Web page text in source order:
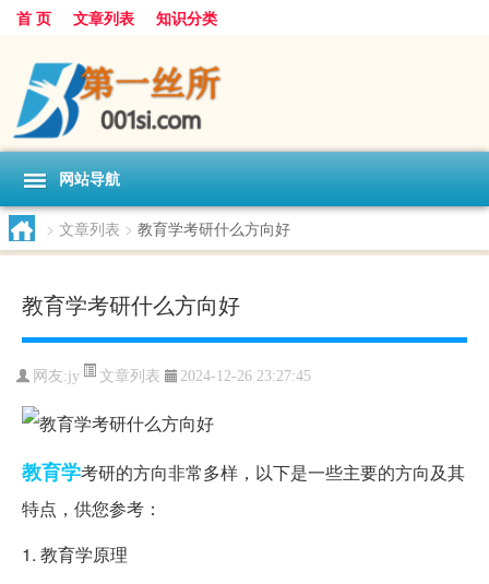
首 页 文章列表 知识分类
网站导航
> 文章列表 > 教育学考研什么方向好
教育学考研什么方向好
网友:jy 文章列表 2024-12-26 23:27:45
教育学考研的方向非常多样，以下是一些主要的方向及其
特点，供您参考：
1. 教育学原理